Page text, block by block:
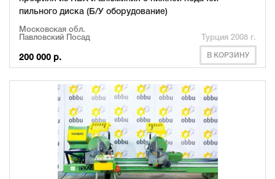
пильного диска (Б/У оборудование)
Московская обл.
Павловский Посад
Турция 2008 г.
200 000 р. В КОРЗИНУ